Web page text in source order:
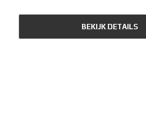
BEKIJK DETAILS